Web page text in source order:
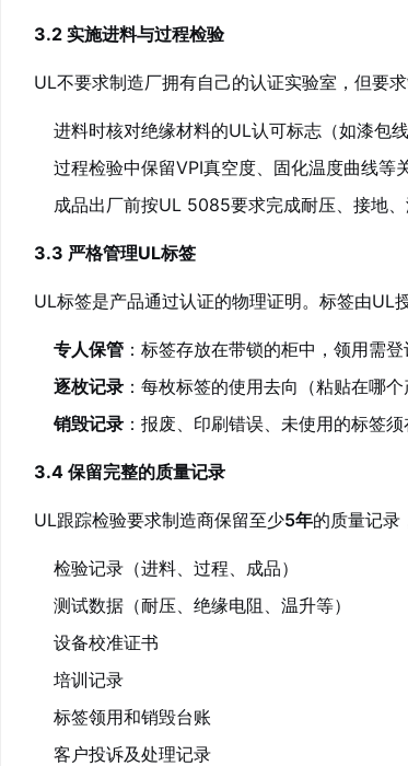
3.2 实施进料与过程检验
UL不要求制造厂拥有自己的认证实验室，但要
进料时核对绝缘材料的UL认可标志（如漆包
过程检验中保留VPI真空度、固化温度曲线等
成品出厂前按UL 5085要求完成耐压、接地、
3.3 严格管理UL标签
UL标签是产品通过认证的物理证明。标签由UL
专人保管 ：标签存放在带锁的柜中，领用需登
逐枚记录 ：每枚标签的使用去向（粘贴在哪
销毁记录 ：报废、印刷错误、未使用的标签
3.4 保留完整的质量记录
UL跟踪检验要求制造商保留至少5年的质量记录
检验记录（进料、过程、成品）
测试数据（耐压、绝缘电阻、温升等）
设备校准证书
培训记录
标签领用和销毁台账
客户投诉及处理记录